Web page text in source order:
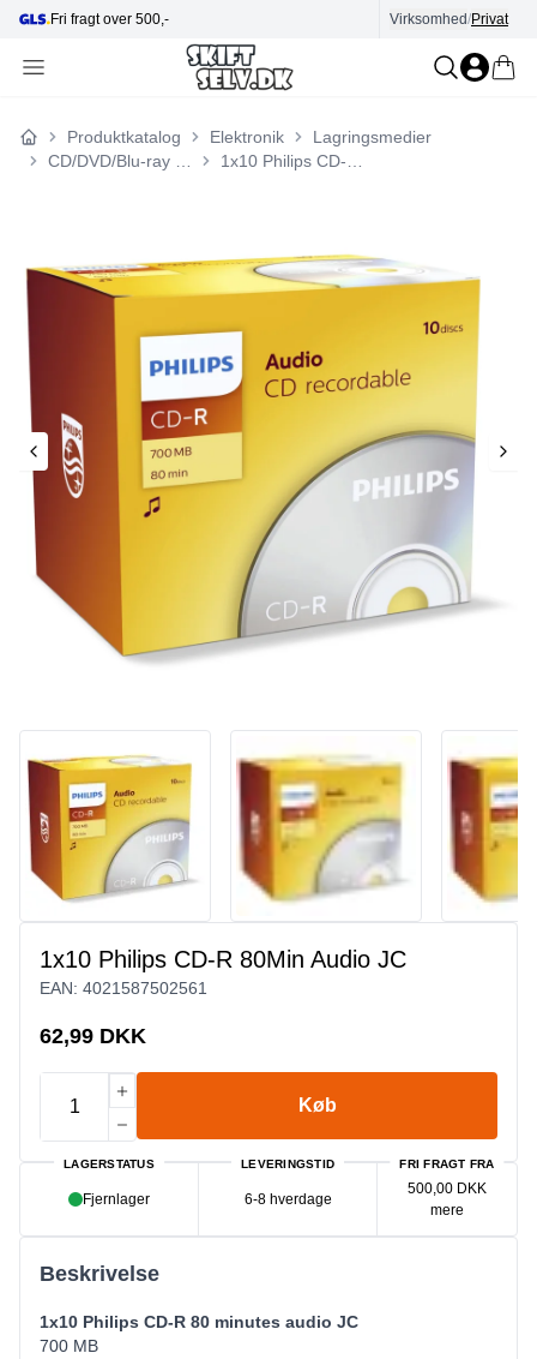
Hjælp i kundecenter E-mærket
Virksomhed/Privat
Forside
Produktkatalog Elektronik
Lagringsmedier
1x10 Philips CD-R 80Min Audio JC
EAN: 4021587502561
62,99 DKK
Køb
LAGERSTATUS
Fjernlager
LEVERINGSTID
6-8 hverdage
FRI FRAGT FRA
500,00 DKK
mere
Beskrivelse
1x10 Philips CD-R 80 minutes audio JC
700 MB